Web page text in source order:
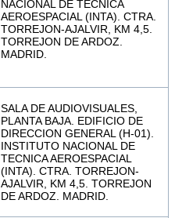
NACIONAL DE TECNICA
AEROESPACIAL (INTA). CTRA.
TORREJON-AJALVIR, KM 4,5.
TORREJON DE ARDOZ.
MADRID.
SALA DE AUDIOVISUALES,
PLANTA BAJA. EDIFICIO DE
DIRECCION GENERAL (H-01).
INSTITUTO NACIONAL DE
TECNICA AEROESPACIAL
(INTA). CTRA. TORREJON-
AJALVIR, KM 4,5. TORREJON
DE ARDOZ. MADRID.